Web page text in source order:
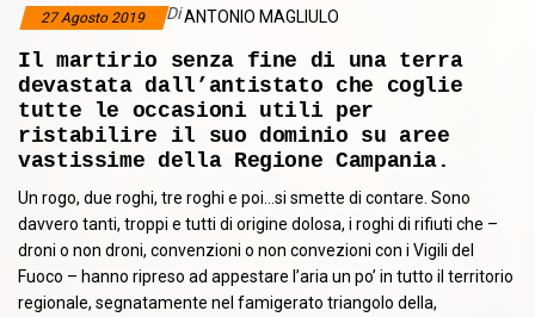
27 Agosto 2019 DiANTONIO MAGLIULO
Il martirio senza fine di una terra
devastata dall’antistato che coglie
tutte le occasioni utili per
ristabilire il suo dominio su aree
vastissime della Regione Campania.
Un rogo, due roghi, tre roghi e poi…si smette di contare. Sono
davvero tanti, troppi e tutti di origine dolosa, i roghi di rifiuti che –
droni o non droni, convenzioni o non convezioni con i Vigili del
Fuoco – hanno ripreso ad appestare l’aria un po’ in tutto il territorio
regionale, segnatamente nel famigerato triangolo della,